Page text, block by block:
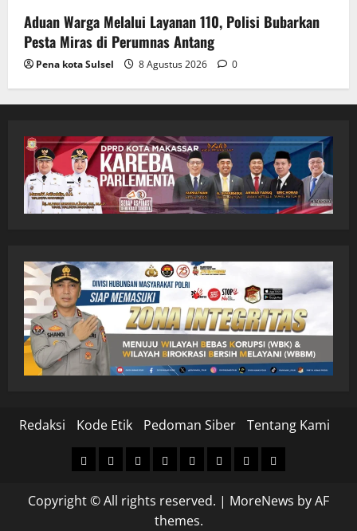
Aduan Warga Melalui Layanan 110, Polisi Bubarkan
Pesta Miras di Perumnas Antang
Pena kota Sulsel 8 Agustus 2026 0
Redaksi Kode Etik Pedoman Siber Tentang Kami
HomeNasionalHukum
Kriminal
PolitikEkonomiPendidikan
Kesehatan
Olahraga
Copyright © All rights reserved. | MoreNews by AF
themes.